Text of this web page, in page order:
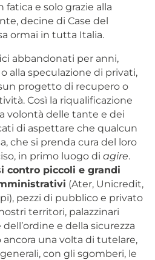
e solo grazie alla
decine di Case del
ormai in tutta Italia.
abbandonati per anni,
alla speculazione di privati,
progetto di recupero o
Così la riqualificazione
volontà delle tante e dei
di aspettare che qualcun
che si prenda cura del loro
in primo luogo di agire.
contro piccoli e grandi
(Ater, Unicredit,
pezzi di pubblico e privato
territori, palazzinari
e della sicurezza
una volta di tutelare,
con gli sgomberi, le